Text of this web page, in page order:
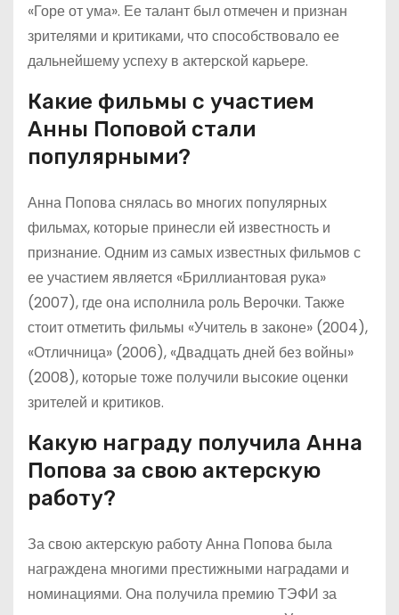
«Горе от ума». Ее талант был отмечен и признан
зрителями и критиками, что способствовало ее
дальнейшему успеху в актерской карьере.
Какие фильмы с участием
Анны Поповой стали
популярными?
Анна Попова снялась во многих популярных
фильмах, которые принесли ей известность и
признание. Одним из самых известных фильмов с
ее участием является «Бриллиантовая рука»
(2007), где она исполнила роль Верочки. Также
стоит отметить фильмы «Учитель в законе» (2004),
«Отличница» (2006), «Двадцать дней без войны»
(2008), которые тоже получили высокие оценки
зрителей и критиков.
Какую награду получила Анна
Попова за свою актерскую
работу?
За свою актерскую работу Анна Попова была
награждена многими престижными наградами и
номинациями. Она получила премию ТЭФИ за